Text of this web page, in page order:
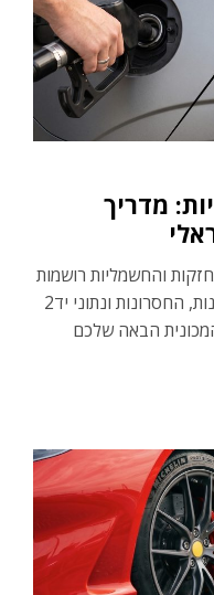
מדריך
והחשמליות רושמות
זינוק בביקושים. אספנו את כל היתרונות, החסרונות ונתוני יד2
הבאה שלכם